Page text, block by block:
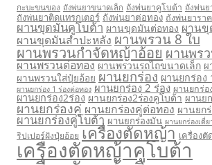
กะบะขนของ ถังพ่นยาขนาดเล็ก ถังพ่นยาคูโบต้า ถังพ่น
ถังพ่นยาติดแทรกเตอร์ ถังพ่นยาต่อทอง ถังพ่นยารา
ผานขุดมันคูโบต้า ผานขุดมันต่อทอง ผานขุ
ผานขุดมันสำปะหลัง ผานพรวน 8 ใบ
ผานพรวนกำจัดหญ้าอ้อย ผานพร
ผานพรวนต่อทอง ผานพรวนรถไถขนาดเล็ก ผ
ผานพรวนใส่ปุ๋ยอ้อย ผานยกร่อง ผานยกร่อง
ผานยกร่อง 1 ร่องต่อทอง ผานยกร่อง 2 ร่อง ผานยกร่อ
ผานยกร่อง2ร่อง ผานยกร่อง2ร่องคูโบต้า ผานย
ผานยกร่องคู่ ผานยกร่องคู่ต่อทอง ผานยก
ผานยกร่องคู่โบต้า ผานยกร่องมัน ผานยกร่องเดี่
ริปเปอร์ฝังปุ๋ยอ้อย เครื่องตัดหญ้า เครื่อง
เครื่องตัดหญ้าคูโบต้า